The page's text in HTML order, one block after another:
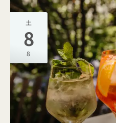
土
8
8